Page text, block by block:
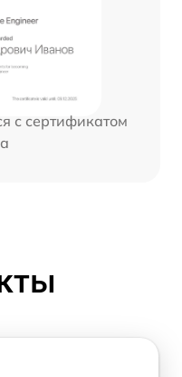
с сертификатом